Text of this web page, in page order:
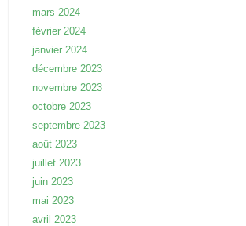
mars 2024
février 2024
janvier 2024
décembre 2023
novembre 2023
octobre 2023
septembre 2023
août 2023
juillet 2023
juin 2023
mai 2023
avril 2023